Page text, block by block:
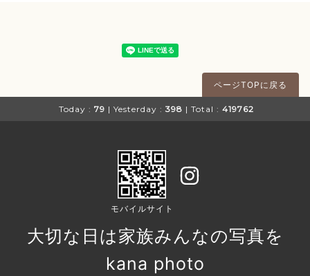
ページTOPに戻る
Today : 79 | Yesterday : 398 | Total : 419762
モバイルサイト
大切な日は家族みんなの写真を
kana photo